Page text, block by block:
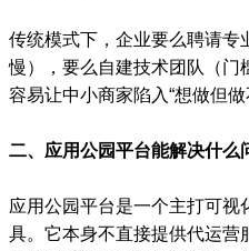
传统模式下，企业要么聘请专
慢），要么自建技术团队（门
容易让中小商家陷入“想做但做
二、应用公园平台能解决什么
应用公园平台是一个主打可视
具。它本身不直接提供代运营